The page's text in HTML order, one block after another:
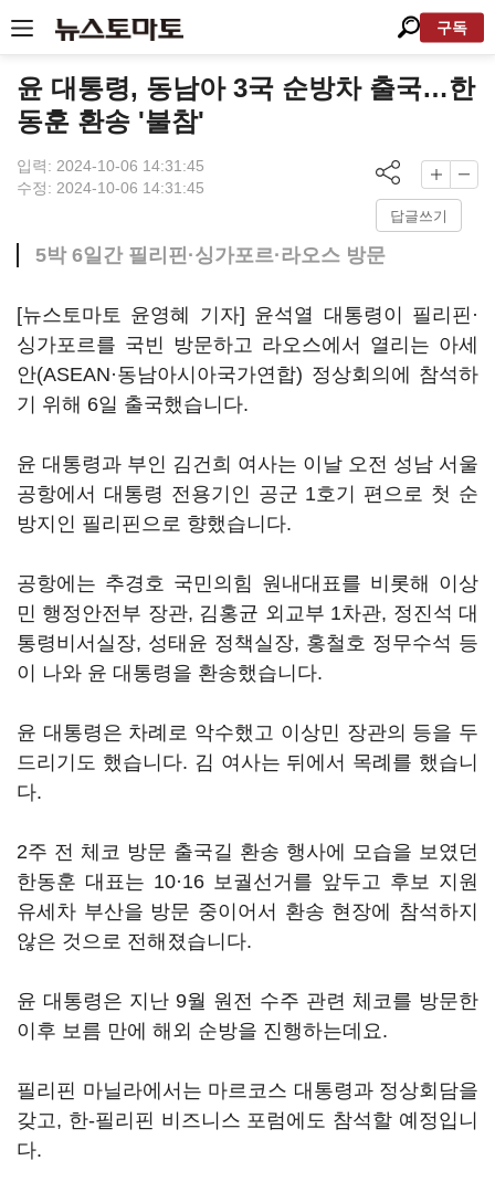
구독
윤 대통령, 동남아 3국 순방차 출국…한
동훈 환송 '불참'
입력: 2024-10-06 14:31:45
수정: 2024-10-06 14:31:45
답글쓰기
5박 6일간 필리핀·싱가포르·라오스 방문
[뉴스토마토 윤영혜 기자] 윤석열 대통령이 필리핀·
싱가포르를 국빈 방문하고 라오스에서 열리는 아세
안(ASEAN·동남아시아국가연합) 정상회의에 참석하
기 위해 6일 출국했습니다.
윤 대통령과 부인 김건희 여사는 이날 오전 성남 서울
공항에서 대통령 전용기인 공군 1호기 편으로 첫 순
방지인 필리핀으로 향했습니다.
공항에는 추경호 국민의힘 원내대표를 비롯해 이상
민 행정안전부 장관, 김홍균 외교부 1차관, 정진석 대
통령비서실장, 성태윤 정책실장, 홍철호 정무수석 등
이 나와 윤 대통령을 환송했습니다.
윤 대통령은 차례로 악수했고 이상민 장관의 등을 두
드리기도 했습니다. 김 여사는 뒤에서 목례를 했습니
다.
2주 전 체코 방문 출국길 환송 행사에 모습을 보였던
한동훈 대표는 10·16 보궐선거를 앞두고 후보 지원
유세차 부산을 방문 중이어서 환송 현장에 참석하지
않은 것으로 전해졌습니다.
윤 대통령은 지난 9월 원전 수주 관련 체코를 방문한
이후 보름 만에 해외 순방을 진행하는데요.
필리핀 마닐라에서는 마르코스 대통령과 정상회담을
갖고, 한-필리핀 비즈니스 포럼에도 참석할 예정입니
다.